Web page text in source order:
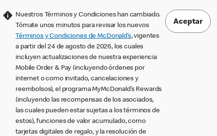
Nuestros Términos y Condiciones han cambiado.
Tómate unos minutos para revisar los nuevos
Términos y Condiciones de McDonald’s, vigentes
a partir del 24 de agosto de 2026, los cuales
incluyen actualizaciones de nuestra experiencia
Mobile Order & Pay (incluyendo órdenes por
internet o como invitado, cancelaciones y
reembolsos), el programa MyMcDonald’s Rewards
(incluyendo las recompensas de los asociados,
las cuales pueden estar sujetas a los términos de
estos), funciones de valor acumulado, como
tarjetas digitales de regalo, y la resolución de
Aceptar